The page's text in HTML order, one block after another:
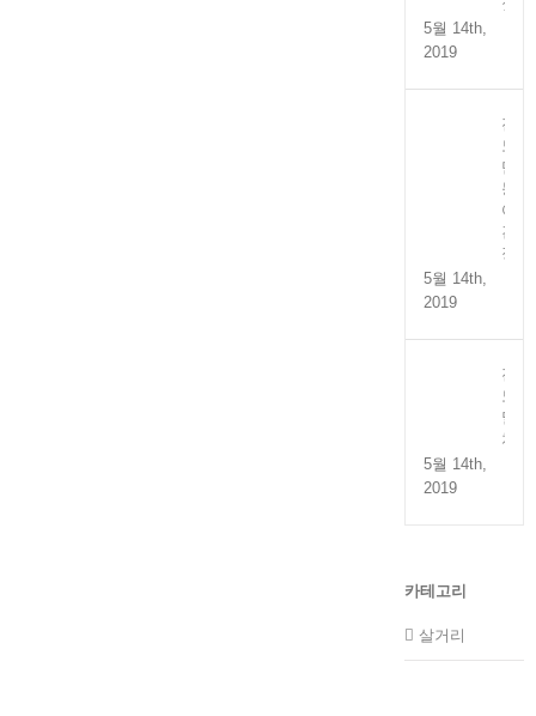
5월 14th,
2019
전
도
만
능
어
간
장
5월 14th,
2019
전
도
멸
치
5월 14th,
2019
카테고리
살거리